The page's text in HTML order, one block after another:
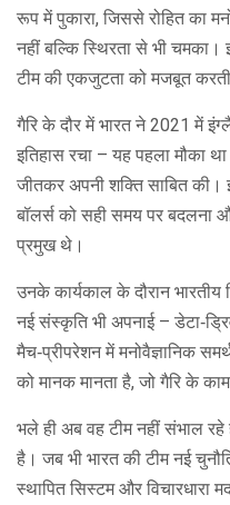
रूप में पुकारा, जिससे रोहित का
नहीं बल्कि स्थिरता से भी चमका।
टीम की एकजुटता को मजबूत
गैरि के दौर में भारत ने 2021 में
इतिहास रचा – यह पहला मौका
जीतकर अपनी शक्ति साबित
बॉलर्स को सही समय पर बदलना
प्रमुख थे।
उनके कार्यकाल के दौरान
नई संस्कृति भी अपनाई –
मैच‑प्रीपरेशन में मनोवैज्ञानिक
को मानक मानता है, जो गैरि के
भले ही अब वह टीम नहीं संभाल रहे
है। जब भी भारत की टीम नई
स्थापित सिस्टम और विचारधारा